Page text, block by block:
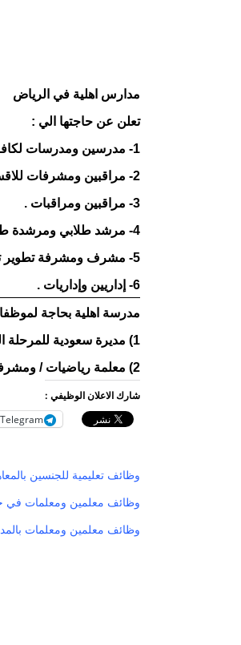
مدارس اهلية في الرياض
تعلن عن حاجتها الي :
1- مدرسين ومدرسات لكافة المواد الدراسية .
2- مراقبين ومشرفات للاقسام التعليمية .
3- مراقبين ومراقبات .
4- مرشد طلابي ومرشدة طلابية .
5- مشرف ومشرفة تطوير تربوي .
6- إداريين وإداريات .
مدرسة اهلية بحاجة
1) مديرة سعودية للمرحلة الثانوية .
2) معلمة رياضيات / ومشرفات تعليميات للمرحلة الثانوية .
شارك الاعلان الوظيفي :
Telegram
وظائف تعليمية للجنسين
وظائف معلمين ومعلمات في
وظائف معلمين ومعلمات